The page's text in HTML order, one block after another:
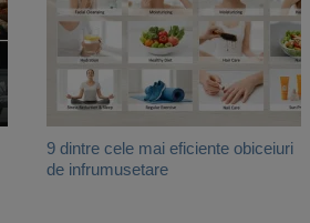
9 dintre cele mai eficiente obiceiuri
de infrumusetare